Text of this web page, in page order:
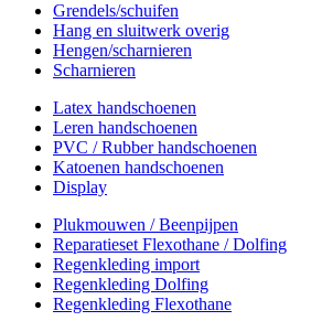
Grendels/schuifen
Hang en sluitwerk overig
Hengen/scharnieren
Scharnieren
Latex handschoenen
Leren handschoenen
PVC / Rubber handschoenen
Katoenen handschoenen
Display
Plukmouwen / Beenpijpen
Reparatieset Flexothane / Dolfing
Regenkleding import
Regenkleding Dolfing
Regenkleding Flexothane